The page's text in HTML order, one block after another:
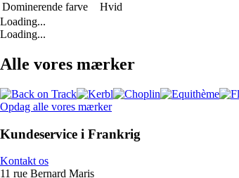
Dominerende farve
Hvid
Loading...
Loading...
Alle vores mærker
Opdag alle vores mærker
Kundeservice i Frankrig
Kontakt os
11 rue Bernard Maris